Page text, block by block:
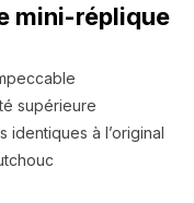
mini-réplique
supérieure
identiques à l’original